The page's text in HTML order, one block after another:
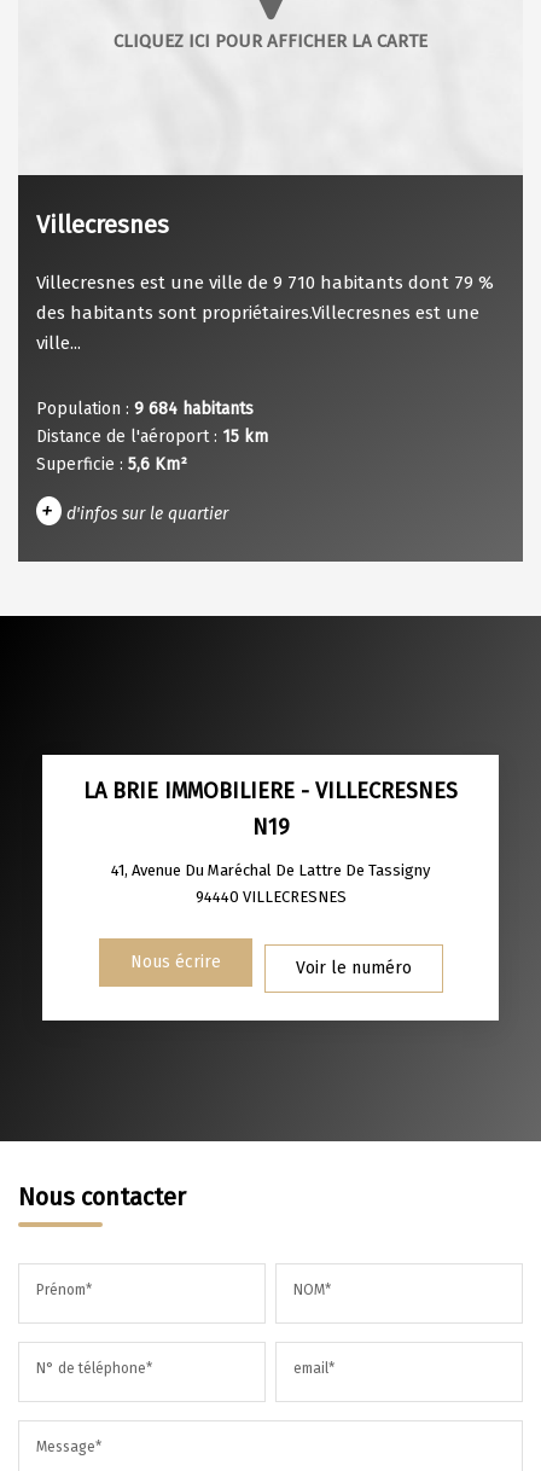
Villecresnes
Villecresnes est une ville de 9 710 habitants dont 79 %
des habitants sont propriétaires.Villecresnes est une
ville...
Population : 9 684 habitants
Distance de l'aéroport : 15 km
Superficie : 5,6 Km²
+ d'infos sur le quartier
SUPERFICIE :
ECOLES ET CRÈCHES
RESTAURANTS ET CAFÉS COMMERCES
LA BRIE IMMOBILIERE - VILLECRESNES
N19
41, Avenue Du Maréchal De Lattre De Tassigny
94440 VILLECRESNES
Nous écrire Voir le numéro
Nous contacter
Prénom* NOM*
N° de téléphone* email*
Message*